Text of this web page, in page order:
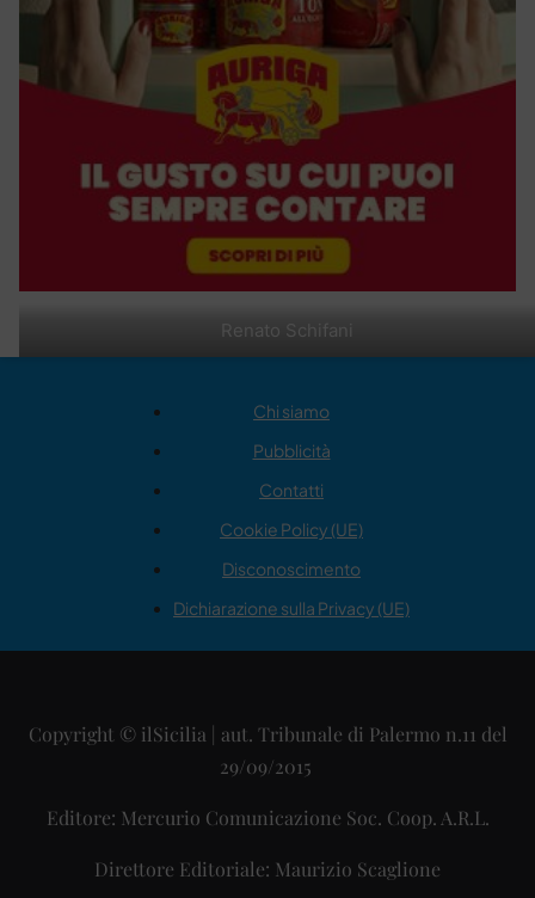
Renato Schifani
Chi siamo
Pubblicità
Contatti
Cookie Policy (UE)
Disconoscimento
Dichiarazione sulla Privacy (UE)
Copyright © ilSicilia | aut. Tribunale di Palermo n.11 del
29/09/2015
Editore: Mercurio Comunicazione Soc. Coop. A.R.L.
Direttore Editoriale: Maurizio Scaglione